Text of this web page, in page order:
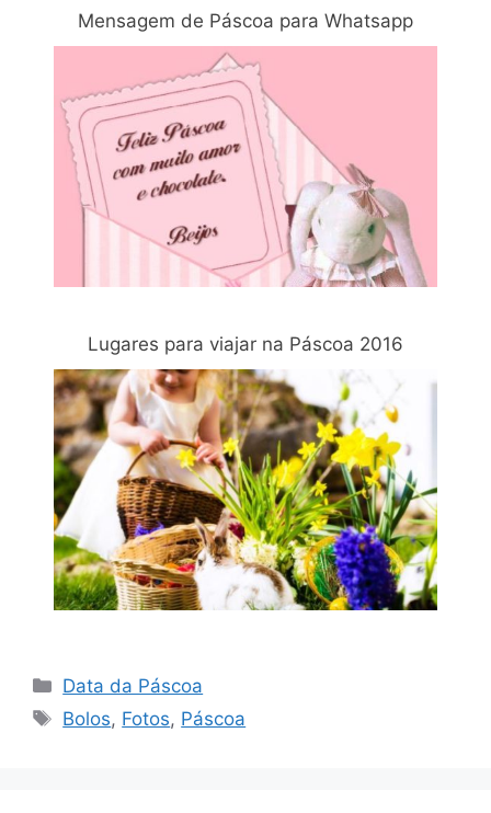
Mensagem de Páscoa para Whatsapp
Lugares para viajar na Páscoa 2016
Categorias
Data da Páscoa
Tags
Bolos, Fotos, Páscoa